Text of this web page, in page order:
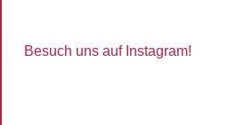
Besuch uns auf Instagram!